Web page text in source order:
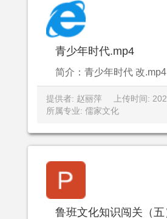
青少年时代.mp4
简介：青少年时代 改.mp4
提供者: 赵丽萍
上传时间:
所属专业: 儒家文化
鲁班文化知识闯关（